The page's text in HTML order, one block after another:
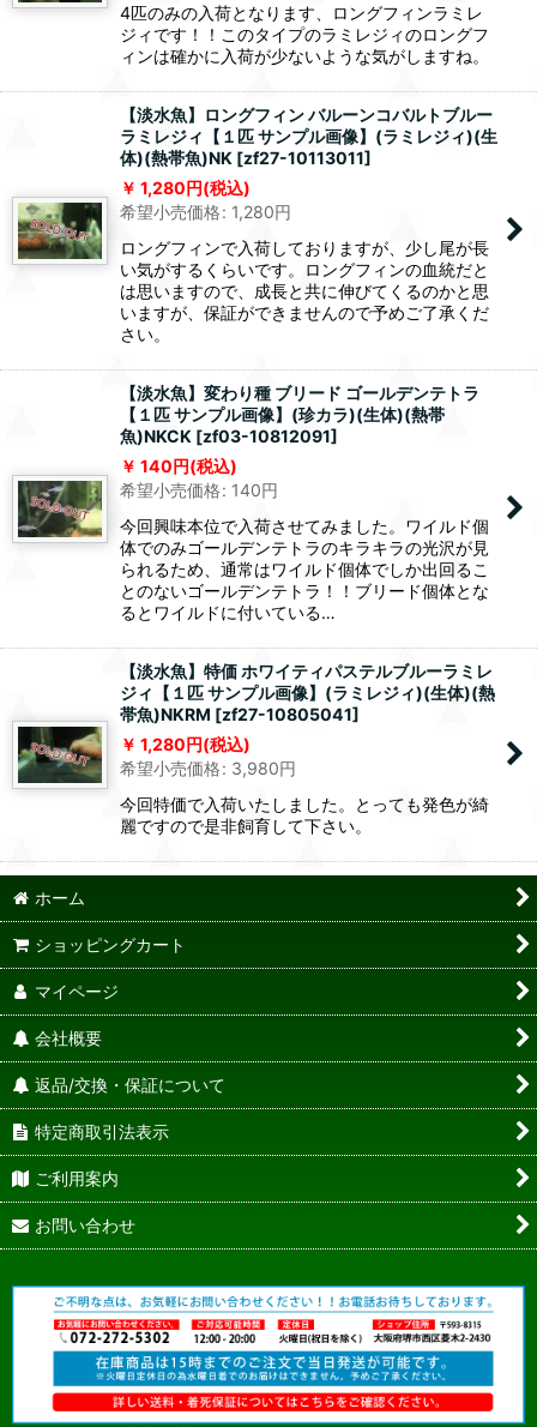
4匹のみの入荷となります、ロングフィンラミレ
ジィです！！このタイプのラミレジィのロングフ
ィンは確かに入荷が少ないような気がしますね。
【淡水魚】ロングフィン バルーンコバルトブルー
ラミレジィ【１匹 サンプル画像】(ラミレジィ)(生
体)(熱帯魚)NK [zf27-10113011]
1,280円(税込)
希望小売価格: 1,280円
ロングフィンで入荷しておりますが、少し尾が長
い気がするくらいです。ロングフィンの血統だと
は思いますので、成長と共に伸びてくるのかと思
いますが、保証ができませんので予めご了承くだ
さい。
【淡水魚】変わり種 ブリード ゴールデンテトラ
【１匹 サンプル画像】(珍カラ)(生体)(熱帯
魚)NKCK [zf03-10812091]
140円(税込)
希望小売価格: 140円
今回興味本位で入荷させてみました。ワイルド個
体でのみゴールデンテトラのキラキラの光沢が見
られるため、通常はワイルド個体でしか出回るこ
とのないゴールデンテトラ！！ブリード個体とな
るとワイルドに付いている…
【淡水魚】特価 ホワイティパステルブルーラミレ
ジィ【１匹 サンプル画像】(ラミレジィ)(生体)(熱
帯魚)NKRM [zf27-10805041]
1,280円(税込)
希望小売価格: 3,980円
今回特価で入荷いたしました。とっても発色が綺
麗ですので是非飼育して下さい。
ホーム
ショッピングカート
マイページ
会社概要
返品/交換・保証について
特定商取引法表示
ご利用案内
お問い合わせ